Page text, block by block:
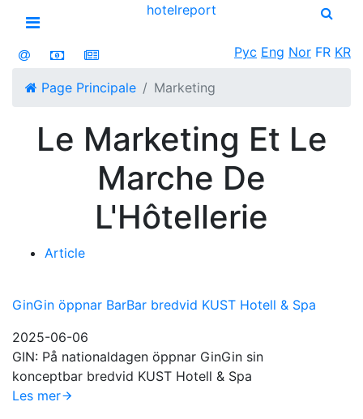
Open menu
hotelreport
Рус Eng Nor FR KR
Page Principale Marketing
Le Marketing Et Le
Marche De
L'Hôtellerie
Article
GinGin öppnar BarBar bredvid KUST Hotell & Spa
2025-06-06
GIN: På nationaldagen öppnar GinGin sin
konceptbar bredvid KUST Hotell & Spa
Les mer